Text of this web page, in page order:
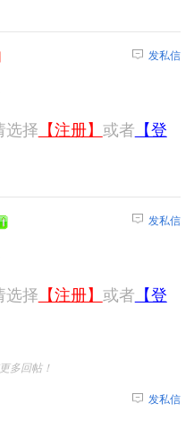
发私信
选择 【注册】 或者 【登
发私信
选择 【注册】 或者 【登
多回帖！
发私信